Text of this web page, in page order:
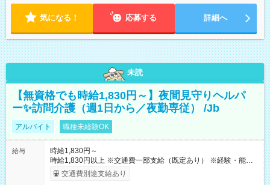
気になる！ 応募する 詳細へ
未読
【無資格でも時給1,830円～】夜間見守りヘルパ
ー✨訪問介護（週1日から／夜勤専従） /Jb
アルバイト 職種未経験OK
給与
時給1,830円～
時給1,830円以上 ※交通費一部支給（既定あり） ※経験・能力を
考慮して決定します 【収入例】 週1回勤務の場合：1,830円×8時
間×4回=5万8,560円 週3回勤務の場合：1,830円×8時間×12回
交通費別途支給あり